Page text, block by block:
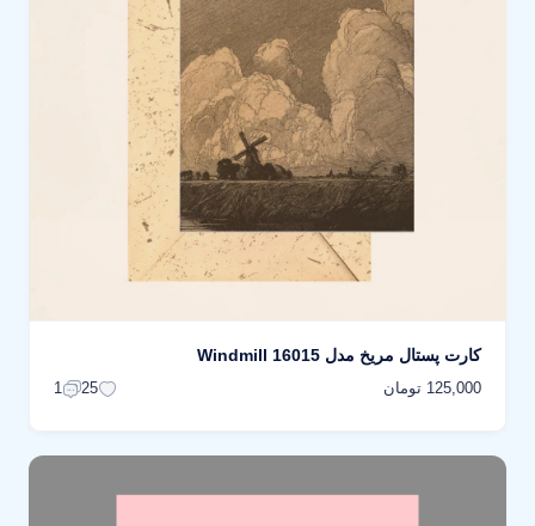
کارت پستال مریخ مدل Windmill 16015
125,000 تومان 25
1